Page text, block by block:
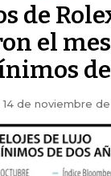
de
el
14 de noviembre